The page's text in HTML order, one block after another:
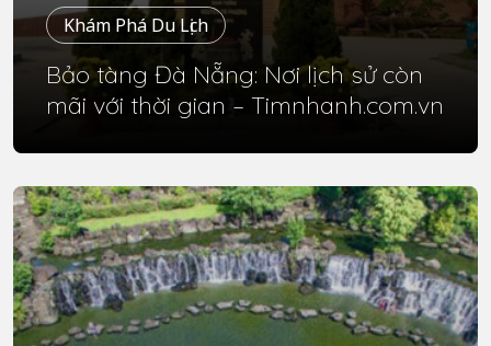
Khám Phá Du Lịch
Bảo tàng Đà Nẵng: Nơi lịch sử còn
mãi với thời gian – Timnhanh.com.vn